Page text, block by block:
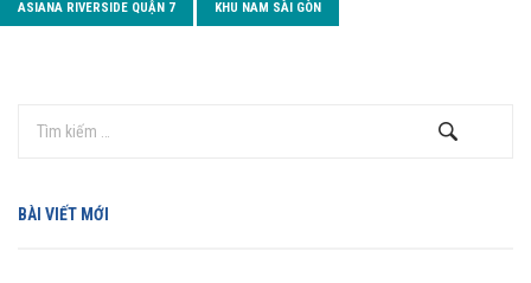
ASIANA RIVERSIDE QUẬN 7 KHU NAM SÀI GÒN
BÀI VIẾT MỚI